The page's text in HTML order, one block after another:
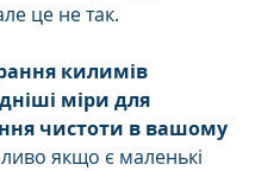
це не так.
килимів
міри для
чистоти в вашому
якщо є маленькі